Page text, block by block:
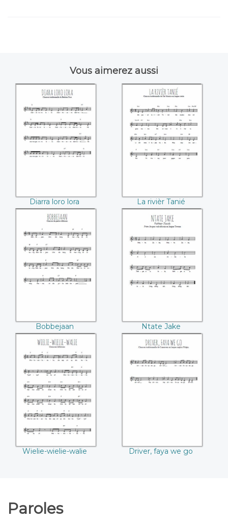
Vous aimerez aussi
Diarra loro lora
Diarra loro lora
La rivièr Tanié
La rivièr Tanié
Bobbejaan
Bobbejaan
Ntate Jake
Ntate Jake
Wielie-wielie-walie
Wielie-wielie-walie
Driver, faya we go
Driver, faya we go
Paroles